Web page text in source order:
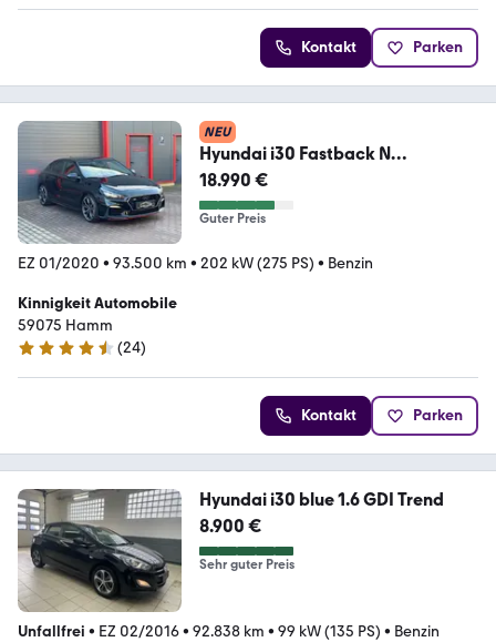
Kontakt Parken
NEU
Hyundai i30 Fastback N
Performance
18.990 €
Guter Preis
EZ 01/2020 • 93.500 km • 202 kW (275 PS) • Benzin
Kinnigkeit Automobile
59075 Hamm
4.3 Sterne
(24)
Kontakt Parken
Hyundai i30 blue 1.6 GDI Trend
8.900 €
Sehr guter Preis
Unfallfrei • EZ 02/2016• 92.838 km • 99 kW (135 PS) • Benzin